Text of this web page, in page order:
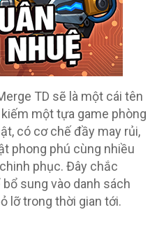
TD sẽ là một cái tên
một tựa game phòng
có cơ chế đầy may rủi,
phong phú cùng nhiều
phục. Đây chắc
sung vào danh sách
lỡ trong thời gian tới.